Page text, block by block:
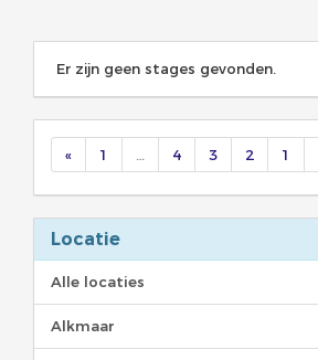
Er zijn geen stages gevonden.
« 1 4 3 2 1
Locatie
Alle locaties
Alkmaar